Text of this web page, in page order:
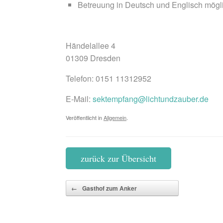
Betreuung in Deutsch und Englisch
Händelallee 4
01309 Dresden
Telefon: 0151 11312952
E-Mail: sektempfang@lichtundzauber.de
Veröffentlicht inAllgemein
zurück zur Übersicht
Beitragsnavigation
← Gasthof zum Anker